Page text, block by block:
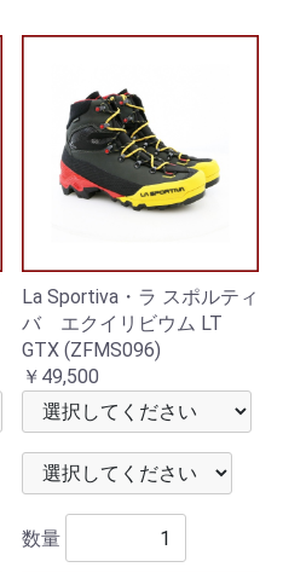
La Sportiva・ラ スポルティ
バ エクイリビウム LT
GTX (ZFMS096)
￥49,500
数量